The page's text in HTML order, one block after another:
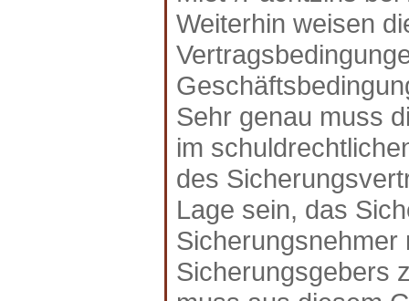
Weiterhin weisen
Sehr genau muss
im
des
Lage sein, das
Sicherungsnehmer
Sicherungsgebers